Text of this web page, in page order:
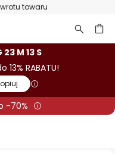
towaru
M 12 S
13% RABATU!
-70%